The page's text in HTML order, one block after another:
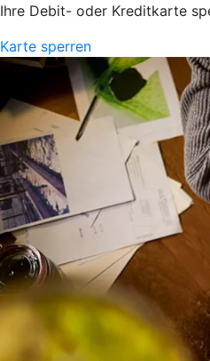
Ihre Debit- oder Kreditkarte
Karte sperren